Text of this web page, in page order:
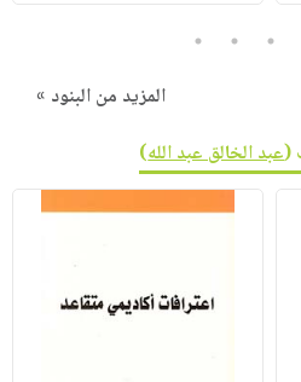
3
4
5
المزيد من البنود »
(عبد الخالق عبد الله)